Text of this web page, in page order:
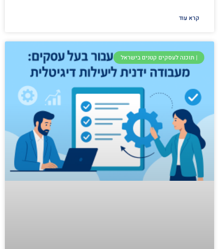
קרא עוד
| תוכנה לעסקים קטנים בישראל